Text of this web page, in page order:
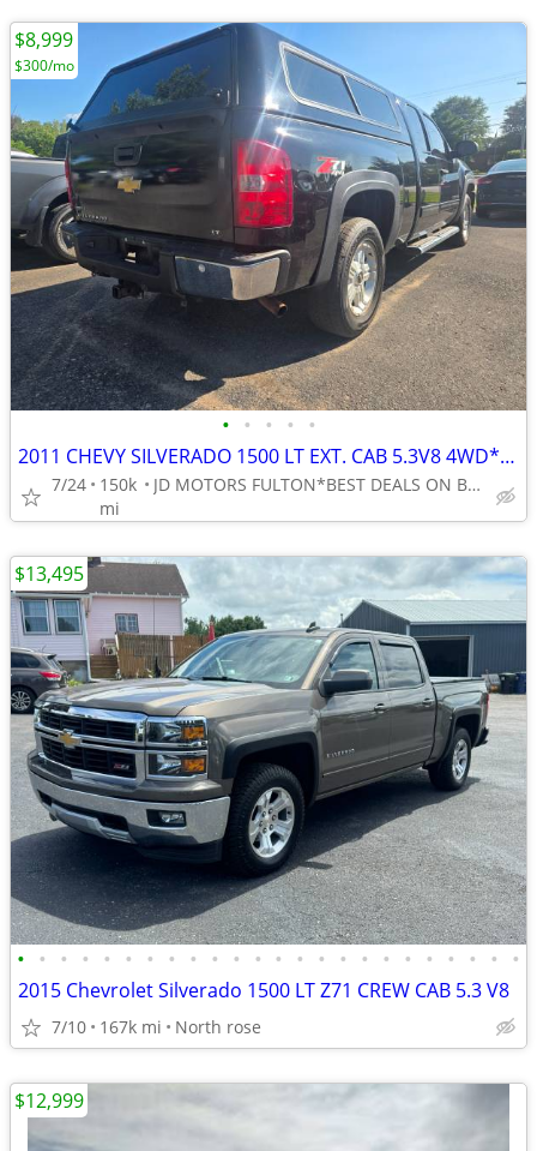
• • • • •
2011 CHEVY SILVERADO 1500 LT EXT. CAB 5.3V8 4WD*RUNS AWESOME*WARRANTY*
7/24
150k
mi
JD MOTORS FULTON*BEST DEALS ON BEST WHEELS*FINANCING
$8,999
$300/mo
• • • • • • • • • • • • • • • • • • • • • • • •
2015 Chevrolet Silverado 1500 LT Z71 CREW CAB 5.3 V8
7/10 167k mi North rose
$13,495
$12,999